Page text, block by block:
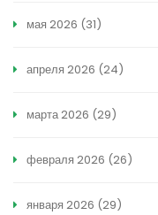
мая 2026 (31)
апреля 2026 (24)
марта 2026 (29)
февраля 2026 (26)
января 2026 (29)